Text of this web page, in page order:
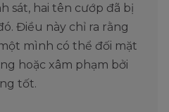
sát, hai tên cướp đã bị
Điều này chỉ ra rằng
mình có thể đối mặt
hoặc xâm phạm bởi
tốt.